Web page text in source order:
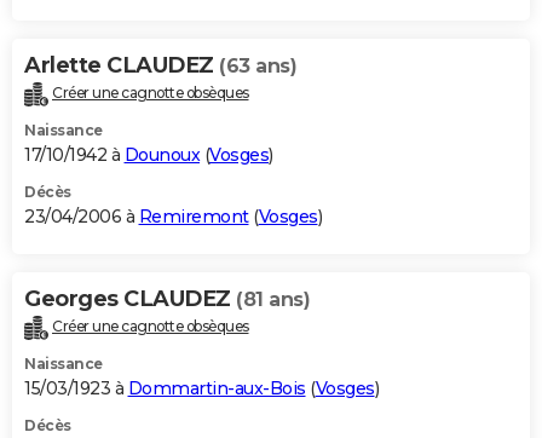
Arlette CLAUDEZ (63 ans)
Créer une cagnotte obsèques
Naissance
17/10/1942 à Dounoux(Vosges)
Décès
23/04/2006 à Remiremont(Vosges)
Georges CLAUDEZ (81 ans)
Créer une cagnotte obsèques
Naissance
15/03/1923 à Dommartin-aux-Bois (Vosges)
Décès